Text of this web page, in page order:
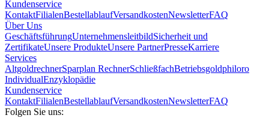
Kundenservice
KontaktFilialenBestellablaufVersandkostenNewsletterFAQ
Über Uns
GeschäftsführungUnternehmensleitbildSicherheit und
ZertifikateUnsere ProdukteUnsere PartnerPresseKarriere
Services
AltgoldrechnerSparplan RechnerSchließfachBetriebsgoldphiloro
IndividualEnzyklopädie
Kundenservice
KontaktFilialenBestellablaufVersandkostenNewsletterFAQ
Folgen Sie uns: